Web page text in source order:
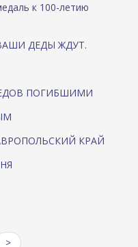
к 100-летию
ДЕДЫ ЖДУТ.
ПОГИБШИМИ
КРАЙ
>